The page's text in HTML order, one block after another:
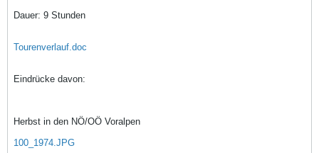
Dauer: 9 Stunden
Tourenverlauf.doc
Eindrücke davon:
Herbst in den NÖ/OÖ Voralpen
100_1974.JPG